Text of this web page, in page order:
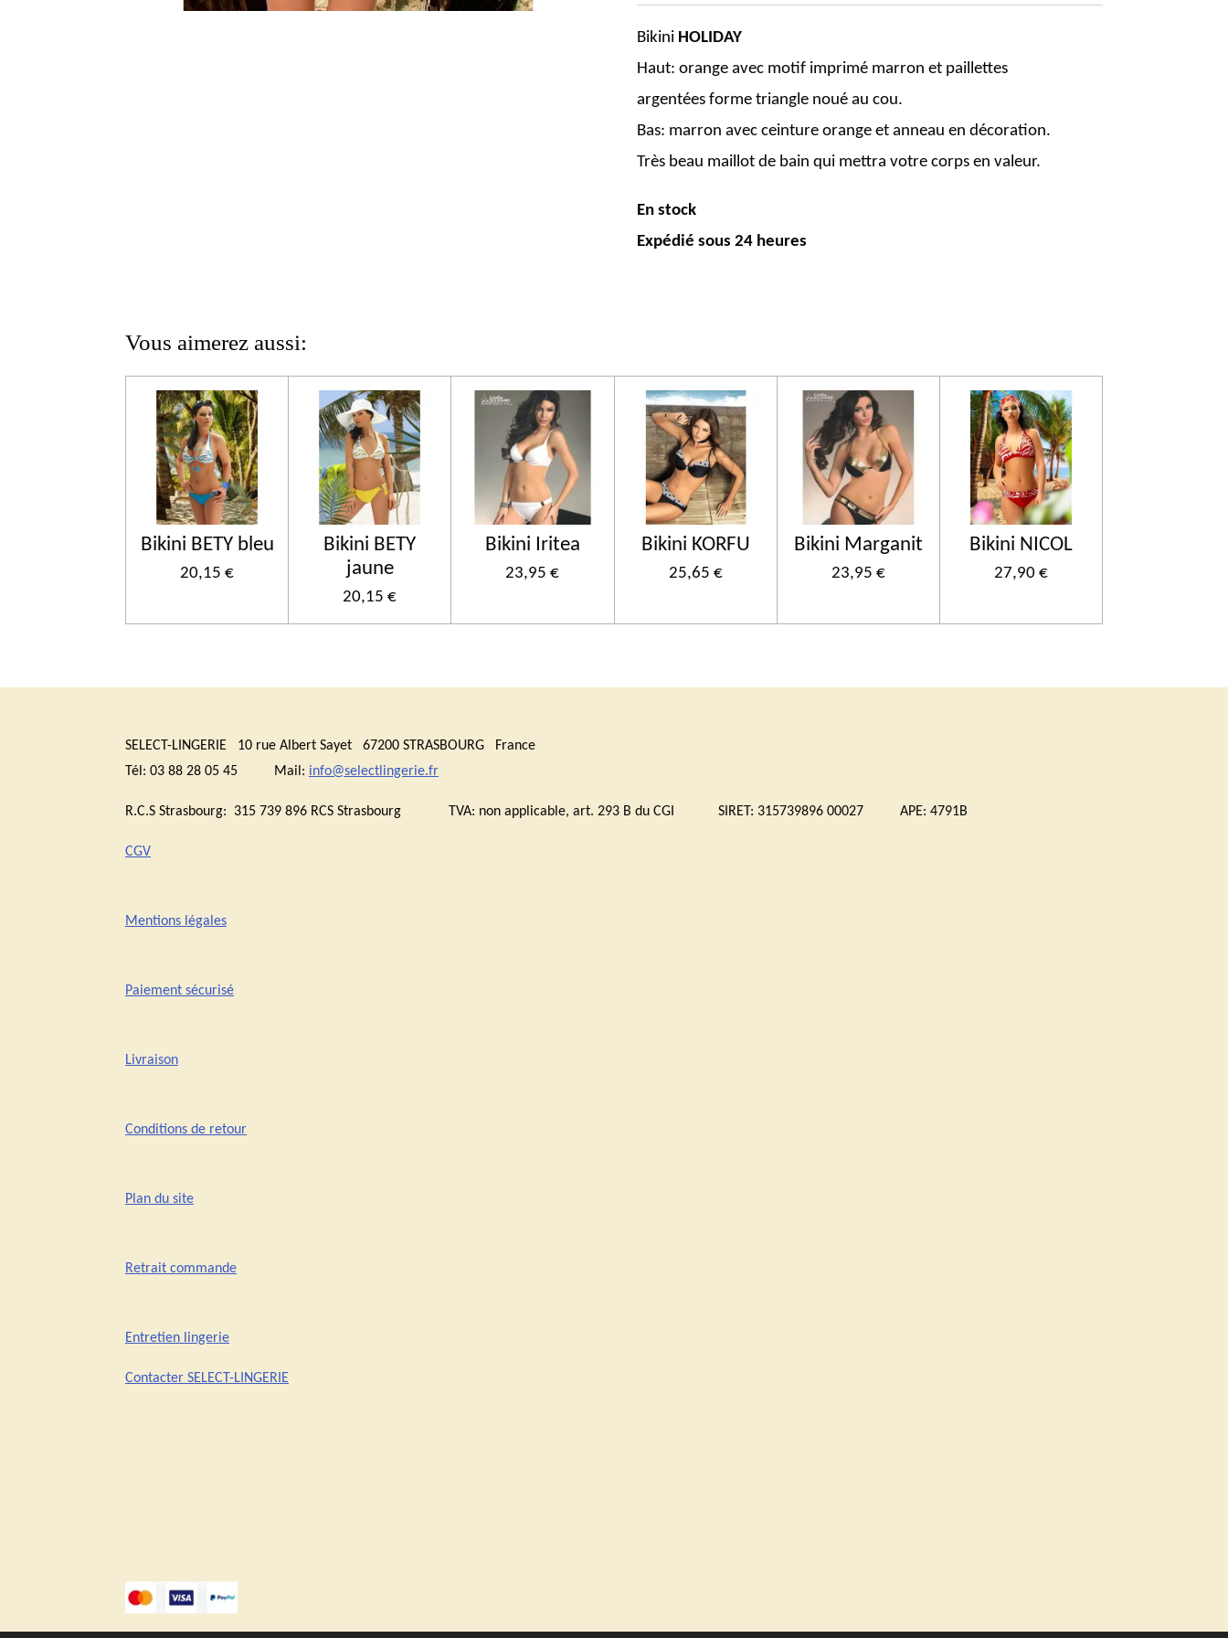
Bikini HOLIDAY
Haut: orange avec motif imprimé marron et paillettes
argentées forme triangle noué au cou.
Bas: marron avec ceinture orange et anneau en décoration.
Très beau maillot de bain qui mettra votre corps en valeur.
En stock
Expédié sous 24 heures
Vous aimerez aussi:
Bikini BETY bleu
20,15 €
Bikini BETY
jaune
20,15 €
Bikini Iritea
23,95 €
Bikini KORFU
25,65 €
Bikini Marganit
23,95 €
Bikini NICOL
27,90 €
SELECT-LINGERIE 10 rue Albert Sayet 67200 STRASBOURG France
Tél: 03 88 28 05 45 Mail: info@selectlingerie.fr
R.C.S Strasbourg: 315 739 896 RCS Strasbourg TVA: non applicable, art. 293 B du CGI SIRET: 315739896 00027 APE: 4791B
CGV
Mentions légales
Paiement sécurisé
Livraison
Conditions de retour
Plan du site
Retrait commande
Entretien lingerie
Contacter SELECT-LINGERIE